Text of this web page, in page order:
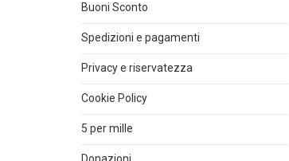
Buoni Sconto
Spedizioni e pagamenti
Privacy e riservatezza
Cookie Policy
5 per mille